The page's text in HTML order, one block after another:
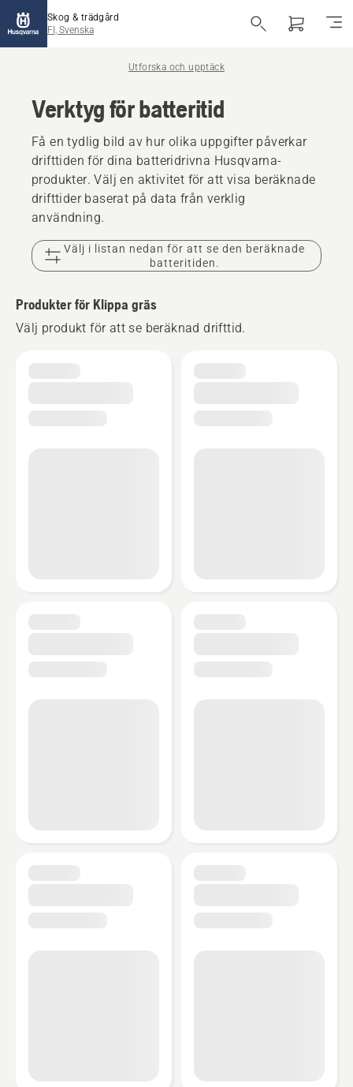
Skog & trädgård
FI, Svenska
Utforska och upptäck
Verktyg för batteritid
Få en tydlig bild av hur olika uppgifter påverkar
drifttiden för dina batteridrivna Husqvarna-
produkter. Välj en aktivitet för att visa beräknade
drifttider baserat på data från verklig
användning.
Välj i listan nedan för att se den beräknade
batteritiden.
Produkter för Klippa gräs
Välj produkt för att se beräknad drifttid.